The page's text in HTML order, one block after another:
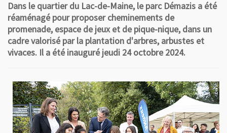
Dans le quartier du Lac-de-Maine, le parc Démazis a été
réaménagé pour proposer cheminements de
promenade, espace de jeux et de pique-nique, dans un
cadre valorisé par la plantation d'arbres, arbustes et
vivaces. Il a été inauguré jeudi 24 octobre 2024.